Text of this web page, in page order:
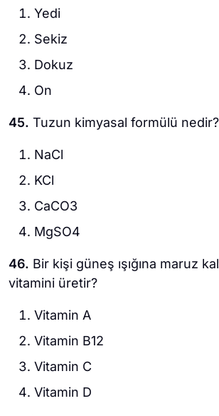
Yedi
Sekiz
Dokuz
On
45. Tuzun kimyasal formülü nedir?
NaCl
KCl
CaCO3
MgSO4
46. Bir kişi güneş ışığına maruz
vitamini üretir?
Vitamin A
Vitamin B12
Vitamin C
Vitamin D